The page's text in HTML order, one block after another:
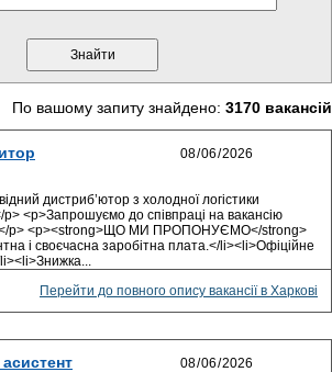
По вашому запиту знайдено: 3170 вакансій
дистриб’ютор з холодної логістики
p> <p>Запрошуємо до співпраці на вакансію
p> <p><strong>ЩО МИ ПРОПОНУЄМО</strong>
і своєчасна заробітна плата.</li><li>Офіційне
Перейти до повного опису вакансії в Харкові
асистент